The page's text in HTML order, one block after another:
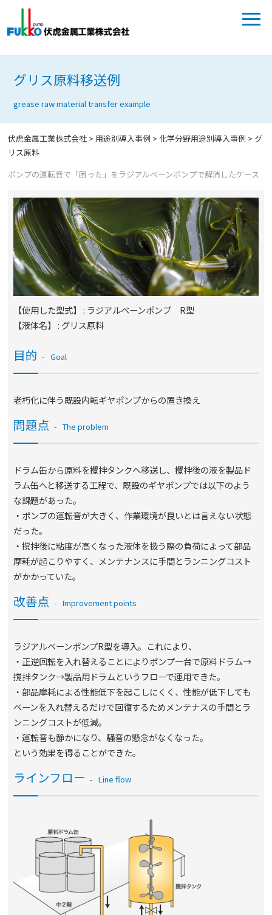
グリス原料移送例
grease raw material transfer example
伏虎金属工業株式会社 >用途別導入事例 >化学分野用途別導入事例 > グ
リス原料
ポンプの運転音で「困った」をラジアルベーンポンプで解消したケース
【使用した型式】 : ラジアルベーンポンプ R型
【液体名】 : グリス原料
目的 Goal
老朽化に伴う既設内転ギヤポンプからの置き換え
問題点 The problem
ドラム缶から原料を攪拌タンクへ移送し、攪拌後の液を製品ド
ラム缶へと移送する工程で、既設のギヤポンプでは以下のよう
な課題があった。
・ポンプの運転音が大きく、作業環境が良いとは言えない状態
だった。
・撹拌後に粘度が高くなった液体を扱う際の負荷によって部品
摩耗が起こりやすく、メンテナンスに手間とランニングコスト
がかかっていた。
改善点 Improvement points
ラジアルベーンポンプR型を導入。これにより、
・正逆回転を入れ替えることによりポンプ一台で原料ドラム→
撹拌タンク→製品用ドラムというフローで運用できた。
・部品摩耗による性能低下を起こしにくく、性能が低下しても
ベーンを入れ替えるだけで回復するためメンテナスの手間とラ
ンニングコストが低減。
・運転音も静かになり、騒音の懸念がなくなった。
という効果を得ることができた。
ラインフロー Line flow